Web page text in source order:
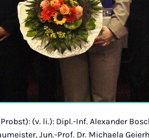
(v. li.): Dipl.-Inf. Alexander
Jun.-Prof. Dr. Michaela